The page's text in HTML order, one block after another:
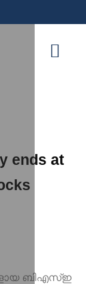
ends at
ബിഎസ്ഇ